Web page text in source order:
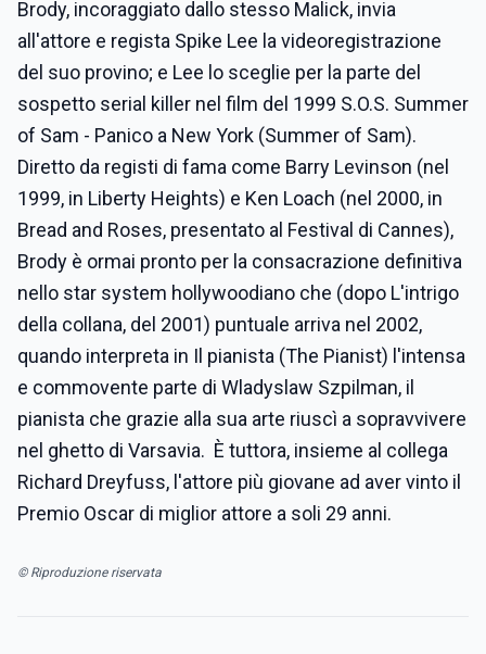
Brody, incoraggiato dallo stesso Malick, invia
all'attore e regista Spike Lee la videoregistrazione
del suo provino; e Lee lo sceglie per la parte del
sospetto serial killer nel film del 1999 S.O.S. Summer
of Sam - Panico a New York (Summer of Sam).
Diretto da registi di fama come Barry Levinson (nel
1999, in Liberty Heights) e Ken Loach (nel 2000, in
Bread and Roses, presentato al Festival di Cannes),
Brody è ormai pronto per la consacrazione definitiva
nello star system hollywoodiano che (dopo L'intrigo
della collana, del 2001) puntuale arriva nel 2002,
quando interpreta in Il pianista (The Pianist) l'intensa
e commovente parte di Wladyslaw Szpilman, il
pianista che grazie alla sua arte riuscì a sopravvivere
nel ghetto di Varsavia. È tuttora, insieme al collega
Richard Dreyfuss, l'attore più giovane ad aver vinto il
Premio Oscar di miglior attore a soli 29 anni.
© Riproduzione riservata